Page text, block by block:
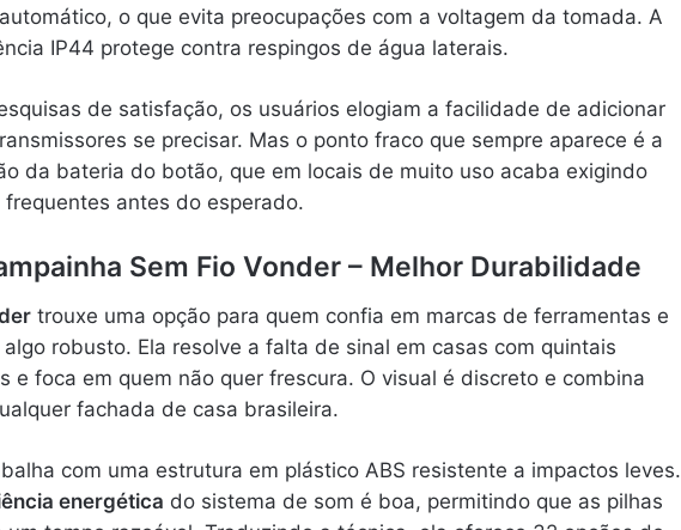
o que evita preocupações com a voltagem da tomada. A
IP44 protege contra respingos de água laterais.
de satisfação, os usuários elogiam a facilidade de adicionar
se precisar. Mas o ponto fraco que sempre aparece é a
da bateria do botão, que em locais de muito uso acaba exigindo
frequentes antes do esperado.
Sem Fio Vonder – Melhor Durabilidade
trouxe uma opção para quem confia em marcas de ferramentas e
robusto. Ela resolve a falta de sinal em casas com quintais
e foca em quem não quer frescura. O visual é discreto e combina
fachada de casa brasileira.
com uma estrutura em plástico ABS resistente a impactos leves.
energética do sistema de som é boa, permitindo que as pilhas